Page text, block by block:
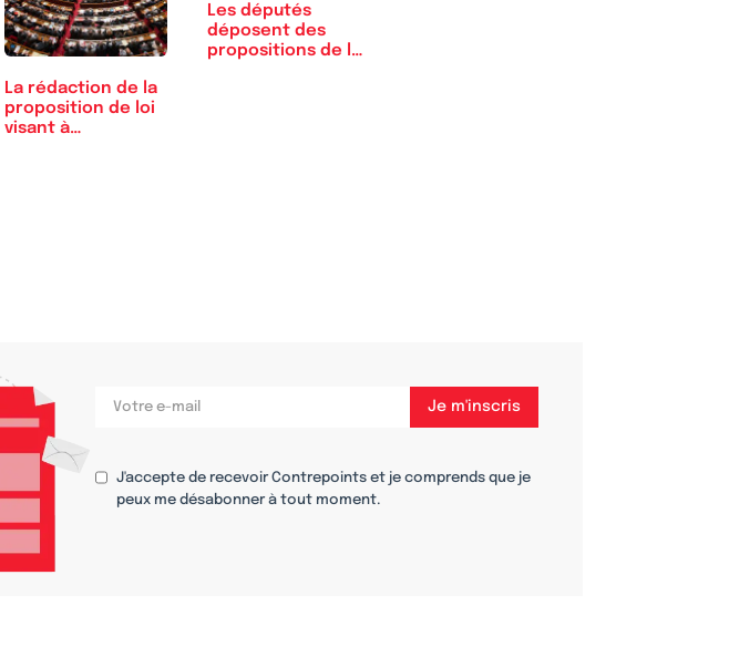
La rédaction de la
proposition de loi
visant à…
Les députés
déposent des
propositions de loi
J'accepte de recevoir Contrepoints et je comprends que je
peux me désabonner à tout moment.